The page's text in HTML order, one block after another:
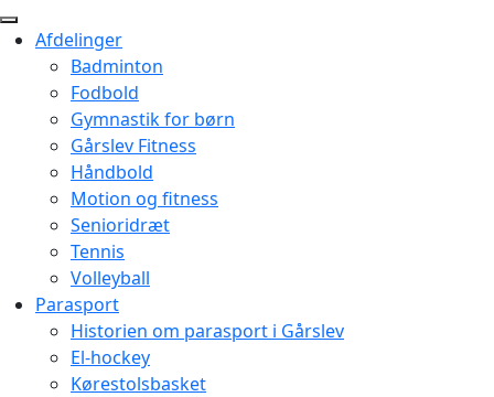
Afdelinger
Badminton
Fodbold
Gymnastik for børn
Gårslev Fitness
Håndbold
Motion og fitness
Senioridræt
Tennis
Volleyball
Parasport
Historien om parasport i Gårslev
El-hockey
Kørestolsbasket